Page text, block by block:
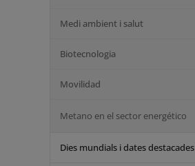
Medi ambient i salut
Biotecnologia
Movilidad
Metano en el sector energético
Dies mundials i dates destacades